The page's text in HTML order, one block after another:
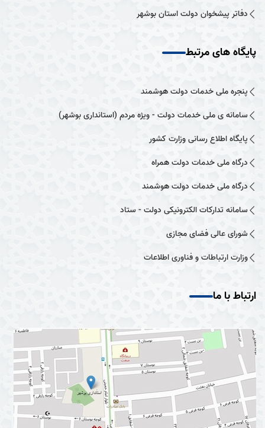
دفاتر پیشخوان دولت استان بوشهر
پایگاه های مرتبط
پنجره ملی خدمات دولت هوشمند
سامانه ی ملی خدمات دولت - ویژه مردم (استانداری بوشهر)
پایگاه اطلاع رسانی وزارت کشور
درگاه ملی خدمات دولت همراه
درگاه ملی خدمات دولت هوشمند
سامانه تدارکات الکترونیکی دولت - ستاد
شورای عالی فضای مجازی
وزارت ارتباطات و فناوری اطلاعات
ارتباط با ما